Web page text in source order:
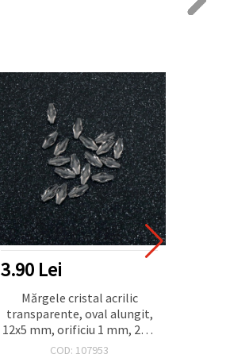
3.90 Lei
Mărgele cristal acrilic
transparente, oval alungit,
12x5 mm, orificiu 1 mm, 20 g
(~130 buc.)
COD: 107953